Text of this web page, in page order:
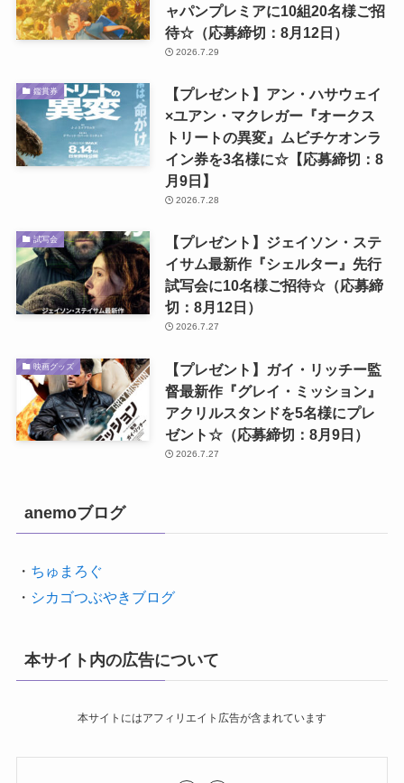
ャパンプレミアに10組20名様ご招
待☆（応募締切：8月12日）
2026.7.29
鑑賞券
【プレゼント】アン・ハサウェイ
×ユアン・マクレガー『オークス
トリートの異変』ムビチケオンラ
イン券を3名様に☆【応募締切：8
月9日】
2026.7.28
試写会
【プレゼント】ジェイソン・ステ
イサム最新作『シェルター』先行
試写会に10名様ご招待☆（応募締
切：8月12日）
2026.7.27
映画グッズ
【プレゼント】ガイ・リッチー監
督最新作『グレイ・ミッション』
アクリルスタンドを5名様にプレ
ゼント☆（応募締切：8月9日）
2026.7.27
anemoブログ
・ ちゅまろぐ
・ シカゴつぶやきブログ
本サイト内の広告について
本サイトにはアフィリエイト広告が含まれています